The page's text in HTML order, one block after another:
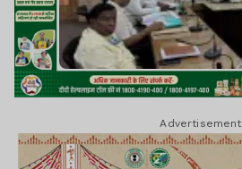
Advertisement